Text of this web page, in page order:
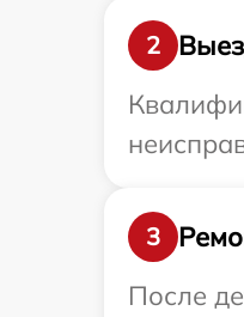
2
3
После